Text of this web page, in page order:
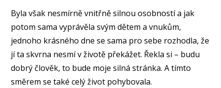
Byla však nesmírně vnitřně silnou osobností a jak
potom sama vyprávěla svým dětem a vnukům,
jednoho krásného dne se sama pro sebe rozhodla, že
jí ta skvrna nesmí v životě překážet. Řekla si – budu
dobrý člověk, to bude moje silná stránka. A tímto
směrem se také celý život pohybovala.